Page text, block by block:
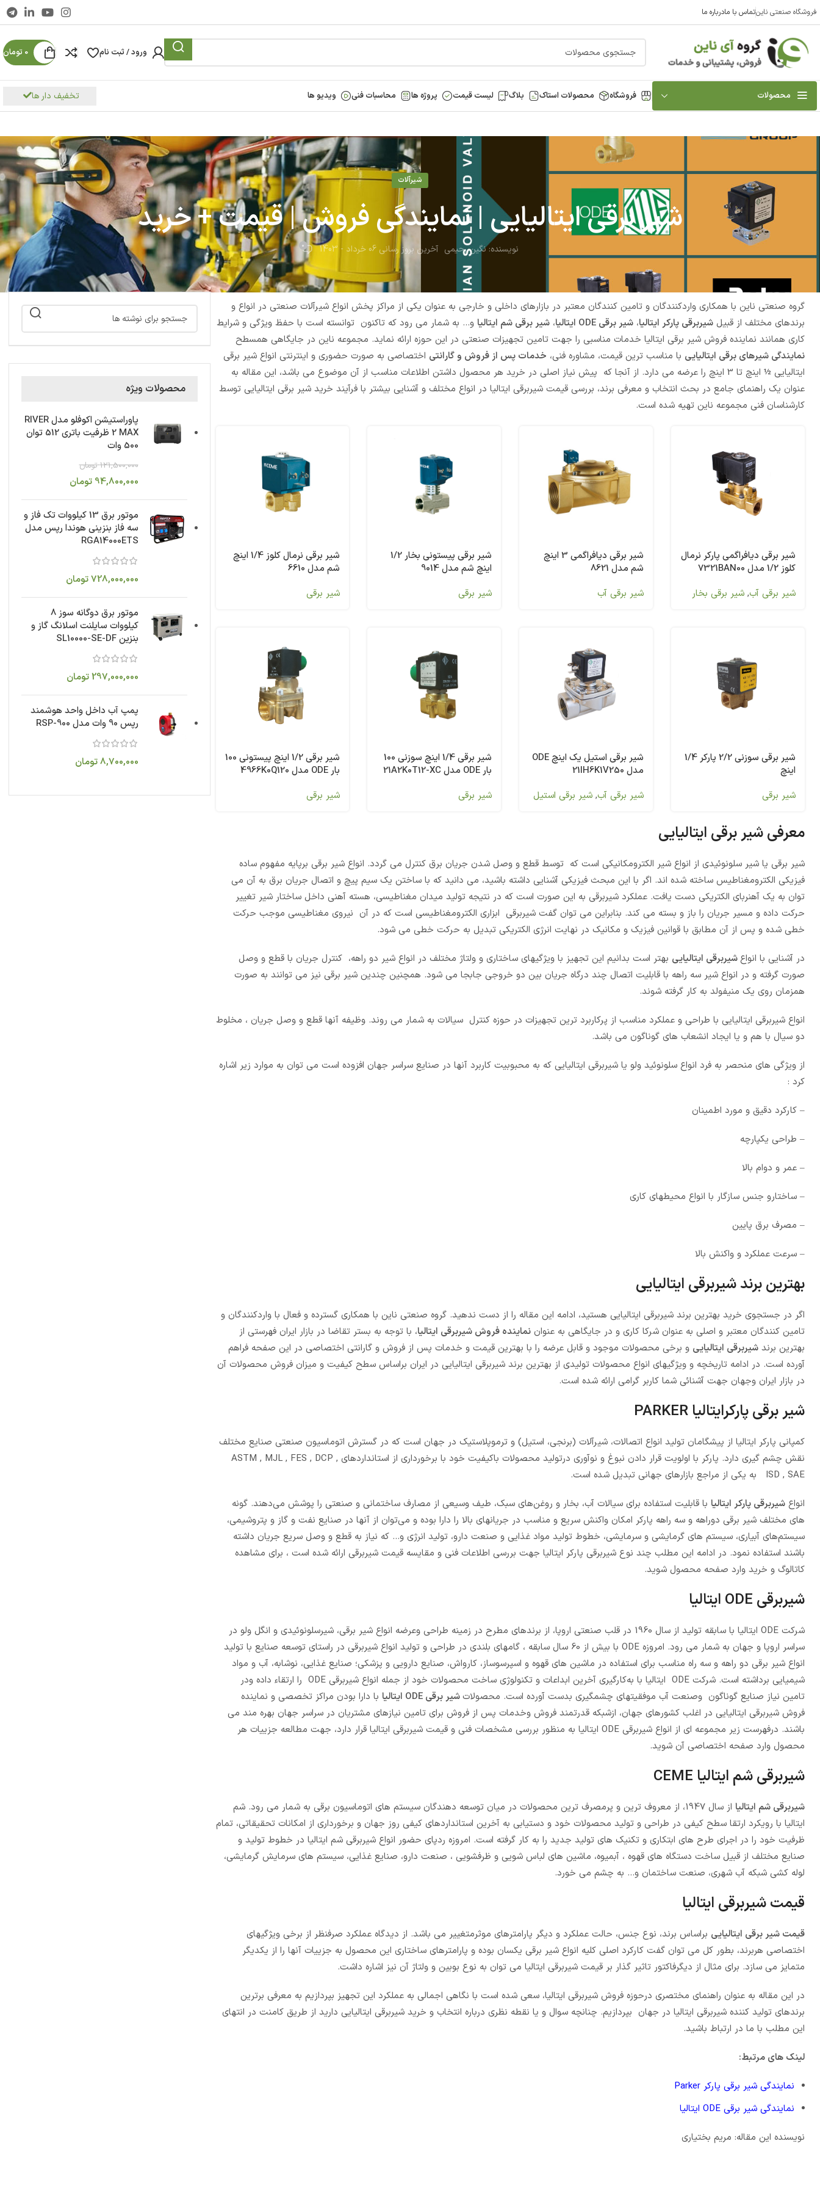
فروشگاه صنعتی ناینتماس با مادرباره ما
ورود / ثبت نام 0 تومان
محصولات فروشگاه محصولات استاک بلاگ لیست قیمت پروژه ها محاسبات فنی ویدیو ها تخفیف دار ها
شیرآلات
شیر برقی ایتالیایی | نمایندگی فروش | قیمت + خرید
نویسنده:نگین رحیمی آخرین بروز رسانی 06 خرداد - 1403 0
گروه صنعتی ناین با همکاری واردکنندگان و تامین کنندگان معتبر در بازارهای داخلی و خارجی به عنوان یکی از مراکز پخش انواع شیرآلات صنعتی در انواع و
برندهای مختلف از قبیل شیربرقی پارکر ایتالیا، شیر برقی ODE ایتالیا ، شیر برقی شم ایتالیا و... به شمار می رود که تاکنون توانسته است با حفظ ویژگی و شرایط
کاری همانند نماینده فروش شیر برقی ایتالیا خدمات مناسبی را جهت تامین تجهیزات صنعتی در این حوزه ارائه نماید. مجموعه ناین در جایگاهی همسطح
نمایندگی شیرهای برقی ایتالیایی با مناسب ترین قیمت، مشاوره فنی، خدمات پس از فروش و گارانتی اختصاصی به صورت حضوری و اینترنتی انواع شیر برقی
ایتالیایی ½ اینچ تا 3 اینچ را عرضه می دارد. از آنجا که پیش نیاز اصلی در خرید هر محصول داشتن اطلاعات مناسب از آن موضوع می باشد، این مقاله به
عنوان یک راهنمای جامع در بحث انتخاب و معرفی برند، بررسی قیمت شیربرقی ایتالیا در انواع مختلف و آشنایی بیشتر با فرآیند خرید شیر برقی ایتالیایی توسط
کارشناسان فنی مجموعه ناین تهیه شده است.
شیر برقی دیافراگمی پارکر نرمال
کلوز 1/2 مدل 7321BAN00
شیر برقی آب, شیر برقی بخار
شیر برقی دیافراگمی 3 اینچ
شم مدل 8621
شیر برقی آب
شیر برقی پیستونی بخار 1/2
اینچ شم مدل 9014
شیر برقی
شیر برقی نرمال کلوز 1/4 اینچ
شم مدل 6610
شیر برقی
شیر برقی سوزنی 2/2 پارکر 1/4
اینچ
شیر برقی
شیر برقی استیل یک اینچ ODE
مدل 21IH6K1V250
شیر برقی آب, شیر برقی استیل
شیر برقی 1/4 اینچ سوزنی 100
بار ODE مدل 21A2K0T12-XC
شیر برقی
شیر برقی 1/2 اینچ پیستونی 100
بار ODE مدل 4966K0Q120
شیر برقی
معرفی شیر برقی ایتالیایی
شیر برقی یا شیر سلونوئیدی از انواع شیر الکترومکانیکی است که توسط قطع و وصل شدن جریان برق کنترل می گردد. انواع شیر برقی برپایه مفهوم ساده
فیزیکی الکترومغناطیس ساخته شده اند. اگر با این مبحث فیزیکی آشنایی داشته باشید، می دانید که با ساختن یک سیم پیچ و اتصال جریان برق به آن می
توان به یک آهنربای الکتریکی دست یافت. عملکرد شیربرقی به این صورت است که در نتیجه تولید میدان مغناطیسی، هسته آهنی داخل ساختار شیر تغییر
حرکت داده و مسیر جریان را باز و بسته می کند. بنابراین می توان گفت شیربرقی ابزاری الکترومغناطیسی است که در آن نیروی مغناطیسی موجب حرکت
خطی شده و پس از آن مطابق با قوانین فیزیک و مکانیک در نهایت انرژی الکتریکی تبدیل به حرکت خطی می شود.
در آشنایی با انواع شیربرقی ایتالیایی بهتر است بدانیم این تجهیز با ویژگیهای ساختاری و ولتاژ مختلف در انواع شیر دو راهه، کنترل جریان با قطع و وصل
صورت گرفته و در انواع شیر سه راهه با قابلیت اتصال چند درگاه جریان بین دو خروجی جابجا می شود. همچنین چندین شیر برقی نیز می توانند به صورت
همزمان روی یک منیفولد به کار گرفته شوند.
انواع شیربرقی ایتالیایی با طراحی و عملکرد مناسب از پرکاربرد ترین تجهیزات در حوزه کنترل سیالات به شمار می روند. وظیفه آنها قطع و وصل جریان ، مخلوط
دو سیال با هم و یا ایجاد انشعاب های گوناگون می باشد.
از ویژگی های منحصر به فرد انواع سلونوئید ولو یا شیربرقی ایتالیایی که به محبوبیت کاربرد آنها در صنایع سراسر جهان افزوده است می توان به موارد زیر اشاره
کرد :
– کارکرد دقیق و مورد اطمینان
– طراحی یکپارچه
– عمر و دوام بالا
– ساختارو جنس سازگار با انواع محیطهای کاری
– مصرف برق پایین
– سرعت عملکرد و واکنش بالا
بهترین برند شیربرقی ایتالیایی
اگر در جستجوی خرید بهترین برند شیربرقی ایتالیایی هستید، ادامه این مقاله را از دست ندهید. گروه صنعتی ناین با همکاری گسترده و فعال با واردکنندگان و
تامین کنندگان معتبر و اصلی به عنوان شرکا کاری و در جایگاهی به عنوان نماینده فروش شیربرقی ایتالیا، با توجه به بستر تقاضا در بازار ایران فهرستی از
بهترین برند شیربرقی ایتالیایی و برخی محصولات موجود و قابل عرضه را با بهترین قیمت و خدمات پس از فروش و گارانتی اختصاصی در این صفحه فراهم
آورده است. در ادامه تاریخچه و ویژگیهای انواع محصولات تولیدی از بهترین برند شیربرقی ایتالیایی در ایران براساس سطح کیفیت و میزان فروش محصولات آن
در بازار ایران وجهان جهت آشنائی شما کاربر گرامی ارائه شده است.
شیر برقی پارکرایتالیا PARKER
کمپانی پارکر ایتالیا از پیشگامان تولید انواع اتصالات، شیرآلات (برنجی، استیل) و ترموپلاستیک در جهان است که در گسترش اتوماسیون صنعتی صنایع مختلف
نقش چشم گیری دارد. پارکر با اولویت قرار دادن نبوغ و نوآوری درتولید محصولات باکیفیت خود با برخورداری از استانداردهای ASTM , MJL , FES , DCP ,
ISD , SAE به یکی از مراجع بازارهای جهانی تبدیل شده است.
انواع شیربرقی پارکر ایتالیا با قابلیت استفاده برای سیالات آب، بخار و روغن‌های سبک، طیف وسیعی از مصارف ساختمانی و صنعتی را پوشش می‌دهند. گونه
های مختلف شیر برقی دوراهه و سه راهه پارکر امکان واکنش سریع و مناسب در جریانهای بالا را دارا بوده و می‌توان از آنها در صنایع نفت و گاز و پتروشیمی،
سیستم‌های آبیاری، سیستم های گرمایشی و سرمایشی، خطوط تولید مواد غذایی و صنعت دارو، تولید انرژی و… که نیاز به قطع و وصل سریع جریان داشته
باشند استفاده نمود. در ادامه این مطلب چند نوع شیربرقی پارکر ایتالیا جهت بررسی اطلاعات فنی و مقایسه قیمت شیربرقی ارائه شده است ، برای مشاهده
کاتالوگ و خرید وارد صفحه محصول شوید.
شیربرقی ODE ایتالیا
شرکت ODE ایتالیا با سابقه تولید از سال 1960 در قلب صنعتی اروپا، از برندهای مطرح در زمینه طراحی وعرضه انواع شیر برقی، شیرسلونوئیدی و انگل ولو در
سراسر اروپا و جهان به شمار می رود. امروزه ODE با بیش از 60 سال سابقه ، گامهای بلندی در طراحی و تولید انواع شیربرقی در راستای توسعه صنایع با تولید
انواع شیر برقی دو راهه و سه راه مناسب برای استفاده در ماشین های قهوه و اسپرسوساز، کارواش، صنایع دارویی و پزشکی؛ صنایع غذایی، نوشابه، آب و مواد
شیمیایی برداشته است. شرکت ODE ایتالیا با به‌کارگیری آخرین ابداعات و تکنولوژی ساخت محصولات خود از جمله انواع شیربرقی ODE را ارتقاء داده ودر
تامین نیاز صنایع گوناگون وصنعت آب موفقیتهای چشمگیری بدست آورده است. محصولات شیر برقی ODE ایتالیا
با دارا بودن مراکز تخصصی و نماینده
فروش شیربرقی ایتالیایی در اغلب کشورهای جهان، ازشبکه قدرتمند فروش وخدمات پس از فروش برای تامین نیازهای مشتریان در سراسر جهان بهره مند می
باشند. درفهرست زیر مجموعه ای از انواع شیربرقی ODE ایتالیا به منظور بررسی مشخصات فنی و قیمت شیربرقی ایتالیا قرار دارد، جهت مطالعه جزییات هر
محصول وارد صفحه اختصاصی آن شوید.
شیربرقی شم ایتالیا CEME
شیربرقی شم ایتالیا
از سال 1947، از معروف ترین و پرمصرف ترین محصولات در میان توسعه دهندگان سیستم های اتوماسیون برقی به شمار می رود. شم
ایتالیا با رویکرد ارتقا سطح کیفی در طراحی و تولید محصولات خود و دستیابی به آخرین استانداردهای کیفی روز جهان و برخورداری از امکانات تحقیقاتی، تمام
ظرفیت خود را در اجرای طرح های ابتکاری و تکنیک های تولید جدید را به کار گرفته است. امروزه ردپای حضور انواع شیربرقی شم ایتالیا در خطوط تولید و
صنایع مختلف از قبیل ساخت دستگاه های قهوه ، آبمیوه، ماشین های لباس شویی و ظرفشویی ، صنعت دارو، صنایع غذایی، سیستم های سرمایش گرمایشی،
لوله کشی شبکه آب شهری، صنعت ساختمان و… به چشم می خورد.
قیمت شیربرقی ایتالیا
قیمت شیر برقی ایتالیایی براساس برند، نوع جنس، حالت عملکرد و دیگر پارامترهای موثرمتغییر می باشد. از دیدگاه عملکرد صرفنظر از برخی ویژگیهای
اختصاصی هربرند، بطور کل می توان گفت کارکرد اصلی کلیه انواع شیر برقی یکسان بوده و پارامترهای ساختاری این محصول به جزییات آنها را از یکدیگر
متمایز می سازد. برای مثال از دیگرفاکتور تاثیر گذار بر قیمت شیربرقی ایتالیا می توان به نوع بوبین و ولتاژ آن نیز اشاره داشت.
در این مقاله به عنوان راهنمای مختصری درحوزه فروش شیربرقی ایتالیا، سعی شده است با نگاهی اجمالی به عملکرد این تجهیز بپردازیم به معرفی برترین
برندهای تولید کننده شیربرقی ایتالیا در جهان بپردازیم. چنانچه سوال و یا نقطه نظری درباره انتخاب و خرید شیربرقی ایتالیایی دارید از طریق کامنت در انتهای
این مطلب با ما در ارتباط باشید.
لینک های مرتبط:
نمایندگی شیر برقی پارکر Parker
نمایندگی شیر برقی ODE ایتالیا
نویسنده این مقاله: مریم بختیاری
محصولات ویژه
پاوراستیشن اکوفلو مدل RIVER
2 MAX ظرفیت باتری 512 توان
500 وات
121,500,000تومان
94,800,000 تومان
موتور برق 13 کیلووات تک فاز و
سه فاز بنزینی هوندا رپس مدل
RGA14000ETS
728,000,000تومان
موتور برق دوگانه سوز 8
کیلووات سایلنت اسلانگ گاز و
بنزین SL10000-SE-DF
297,000,000تومان
پمپ آب داخل واحد هوشمند
رپس 90 وات مدل RSP-900
8,700,000تومان